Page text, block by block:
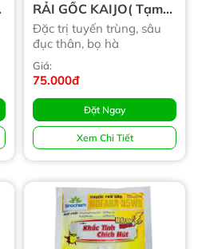
RẢI GỐC KAIJO( Tạm
Hết)
Đặc trị tuyến trùng, sâu
đục thân, bọ hà
Giá:
75.000đ
Đặt Ngay
Xem Chi Tiết